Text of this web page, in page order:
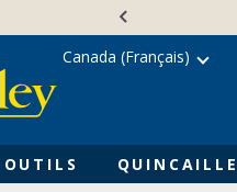
OUTILS
Canada (Français)